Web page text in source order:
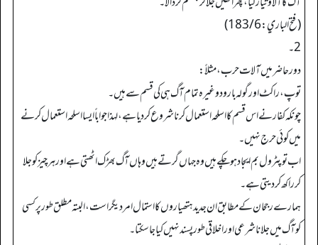
(فتح الباري: 183/6)
2۔
دورحاضر میں آلات حرب،مثلاً:
توپ،راکٹ اور گولہ بارود وغیرہ تمام آگ ہی کی قسم سے ہیں۔
چونکہ کفار نے اس قسم کا اسلحہ استعمال کرنا شروع کردیا ہے،لہذا جواباً ایسا اسلحہ استعمال کرنے
میں کوئی حرج نہیں۔
اب توپٹرول بم ایجاد ہوچکے ہیں وہ جہاں گرتے ہیں وہاں آگ بھڑک اٹھتی ہے اور ہرچیز کو جلا
کر راکھ کردیتی ہے۔
ہمارےرجحان کے مطابق ان جدید ہتھیاروں کا استمال امردیگر است، البتہ مطلق طور پر کسی
کوآگ میں جلانا شرعی اور اخلاقی طور پسند نہیں کیا جاسکتا۔